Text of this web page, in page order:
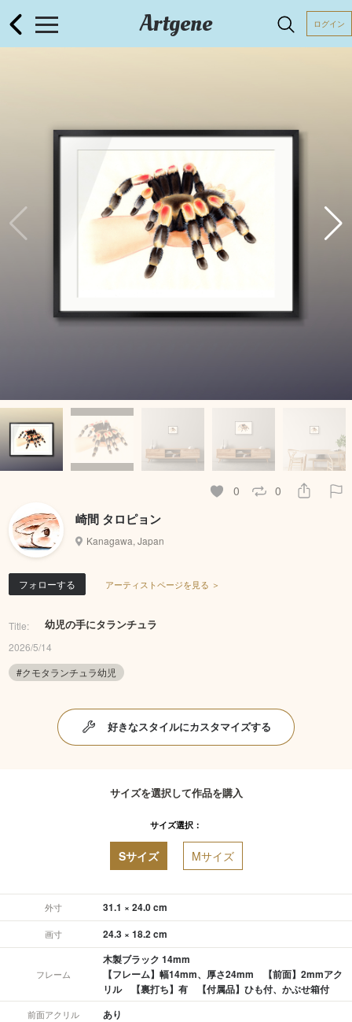
Artgene ログイン
0 0
崎間 タロピョン
Kanagawa, Japan
フォローする アーティストページを見る ＞
Title: 幼児の手にタランチュラ
2026/5/14
#クモタランチュラ幼児
好きなスタイルにカスタマイズする
サイズを選択して作品を購入
サイズ選択：
Sサイズ Mサイズ
外寸 31.1 × 24.0 cm
画寸 24.3 × 18.2 cm
フレーム
木製ブラック 14mm
【フレーム】幅14mm、厚さ24mm 【前面】2mmアク
リル 【裏打ち】有 【付属品】ひも付、かぶせ箱付
前面アクリル あり